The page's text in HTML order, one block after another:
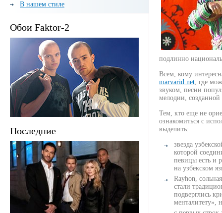
В нашем стиле
Обои Faktor-2
Последние
подлинно
Всем, кому
marvarid.net, где
звуком, песни
мелодии,
Тем, кто еще не
ознакомиться с
выделить:
звезда
которой
певицы есть и
на узбекском
Rayhon,
стали
подверглись
менталитету»,